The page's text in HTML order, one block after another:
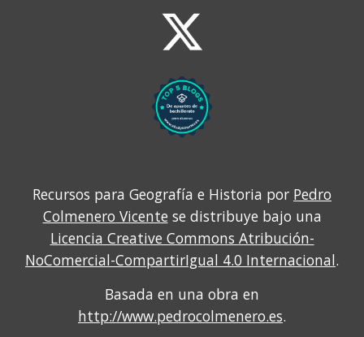
Recursos para Geografía e Historia por Pedro
Colmenero Vicente se distribuye bajo una
Licencia Creative Commons Atribución-
NoComercial-CompartirIgual 4.0 Internacional.
Basada en una obra en
http://www.pedrocolmenero.es.